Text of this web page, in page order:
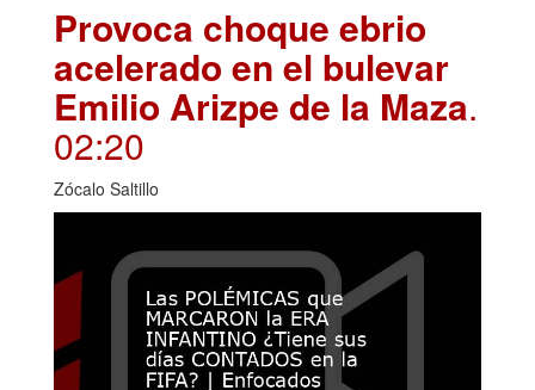
Provoca choque ebrio
acelerado en el bulevar
Emilio Arizpe de la Maza.
02:20
Zócalo Saltillo